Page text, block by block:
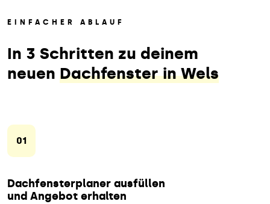
EINFACHER ABLAUF
In 3 Schritten zu deinem
neuen Dachfenster in Wels
01
Dachfensterplaner ausfüllen
und Angebot erhalten